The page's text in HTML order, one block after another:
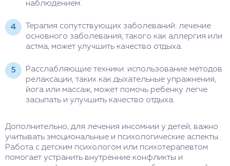
наблюдением.
Терапия сопутствующих заболеваний: лечение
основного заболевания, такого как аллергия или
астма, может улучшить качество отдыха.
Расслабляющие техники: использование методов
релаксации, таких как дыхательные упражнения,
йога или массаж, может помочь ребенку легче
засыпать и улучшить качество отдыха.
Дополнительно, для лечения инсомнии у детей, важно
учитывать эмоциональные и психологические аспекты.
Работа с детским психологом или психотерапевтом
помогает устранить внутренние конфликты и